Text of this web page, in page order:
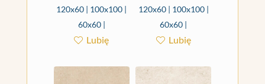
120x60 | 100x100 |
60x60 |
Lubię
120x60 | 100x100 |
60x60 |
Lubię